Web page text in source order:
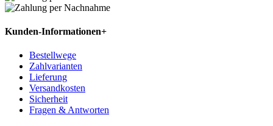
Kunden-Informationen+
Bestellwege
Zahlvarianten
Lieferung
Versandkosten
Sicherheit
Fragen & Antworten